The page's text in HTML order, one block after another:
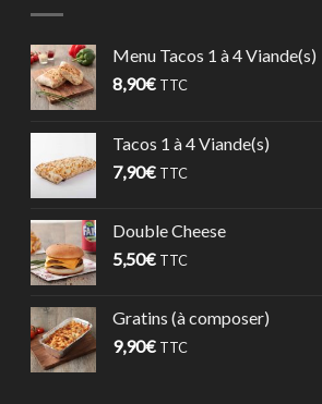
Menu Tacos 1 à 4 Viande(s)
8,90€ TTC
Tacos 1 à 4 Viande(s)
7,90€ TTC
Double Cheese
5,50€ TTC
Gratins (à composer)
9,90€ TTC